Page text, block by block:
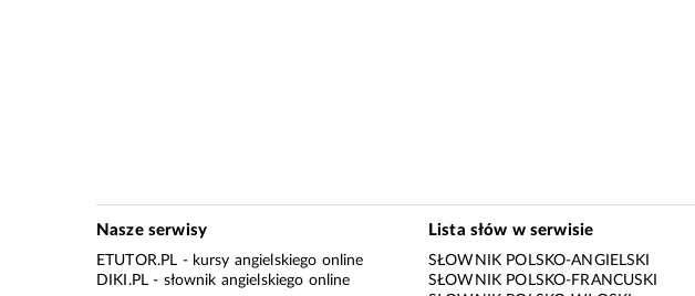
Nasze serwisy
ETUTOR.PL - kursy angielskiego online
DIKI.PL - słownik angielskiego online
Lista słów w serwisie
SŁOWNIK POLSKO-ANGIELSKI
SŁOWNIK POLSKO-FRANCUSKI